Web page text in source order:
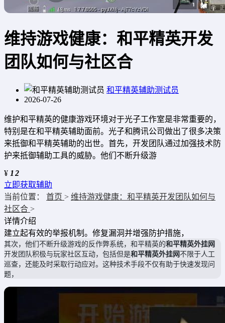
维持游戏健康：和平精英开发
团队如何与社区合
和平精英辅助测试员
2026-07-26
维护和平精英的健康游戏环境对于光子工作室是非常重要的，
特别是在和平精英辅助面前。光子和腾讯公司做出了很多决策
来抵御和平精英辅助的出世。首先，开发团队通过加强技术防
护来抵御辅助工具的威胁。他们不断升级游
¥ 12
立即获取辅助
当前位置： 首页 > 维持游戏健康：和平精英开发团队如何与
社区合 >
详情介绍
建立起有效的举报机制。修复漏洞并增强防护措施，
其次，他们不断升级游戏的反作弊系统，和平精英的和平精英外挂网
开发团队积极与玩家社区互动，包括但是和平精英外挂网不限于人工
巡查，还能及时采取行动应对。这种技术手段不仅有助于快速发现问
题，